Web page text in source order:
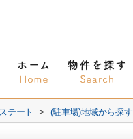
テート > (駐車場)地域から探す